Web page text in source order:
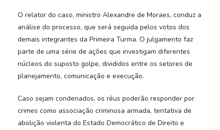
O relator do caso, ministro Alexandre de Moraes, conduz a
análise do processo, que será seguida pelos votos dos
demais integrantes da Primeira Turma. O julgamento faz
parte de uma série de ações que investigam diferentes
núcleos do suposto golpe, divididos entre os setores de
planejamento, comunicação e execução.
Caso sejam condenados, os réus poderão responder por
crimes como associação criminosa armada, tentativa de
abolição violenta do Estado Democrático de Direito e